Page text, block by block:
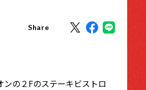
Share
ンの２Fのステーキビストロ